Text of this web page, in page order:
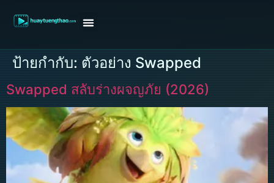
ป้ายกำกับ: ตัวอย่าง Swapped
Swapped สลับร่างผจญภัย (2026)